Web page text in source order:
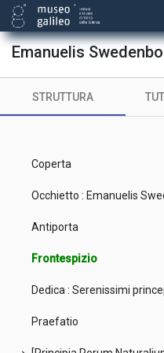
Emanuelis
STRUTTURA
Coperta
Occhietto : Emanuelis
Antiporta
Frontespizio
Dedica : Serenissimi
Praefatio